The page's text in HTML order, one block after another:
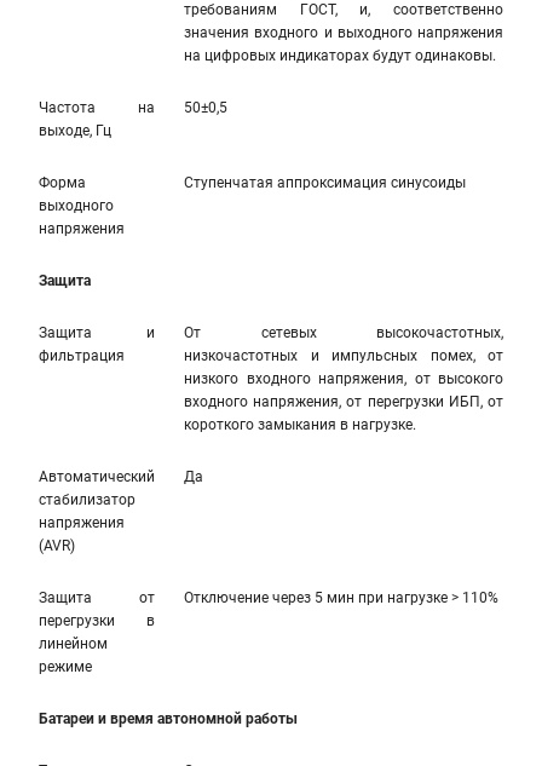
требованиям ГОСТ, и, соответственно
значения входного и выходного напряжения
на цифровых индикаторах будут одинаковы.
Частота на
выходе, Гц
50±0,5
Форма
выходного
напряжения
Ступенчатая аппроксимация синусоиды
Защита
Защита и
фильтрация
От сетевых высокочастотных,
низкочастотных и импульсных помех, от
низкого входного напряжения, от высокого
входного напряжения, от перегрузки ИБП, от
короткого замыкания в нагрузке.
Автоматический
стабилизатор
напряжения
(AVR)
Да
Защита от
перегрузки в
линейном
режиме
Отключение через 5 мин при нагрузке > 110%
Батареи и время автономной работы